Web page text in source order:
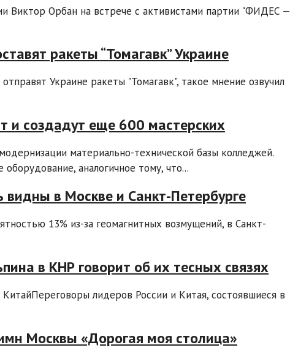
Виктор Орбан на встрече с активистами партии "ФИДЕС —
ракеты “Томагавк” Украине
Украине ракеты "Томагавк", такое мнение озвучил
и создадут еще 600 мастерских
материально-технической базы колледжей.
аналогичное тому, что...
в Москве и Санкт-Петербурге
13% из-за геомагнитных возмущений, в Санкт-
в КНР говорит об их тесных связях
лидеров России и Китая, состоявшиеся в
Москвы «Дорогая моя столица»